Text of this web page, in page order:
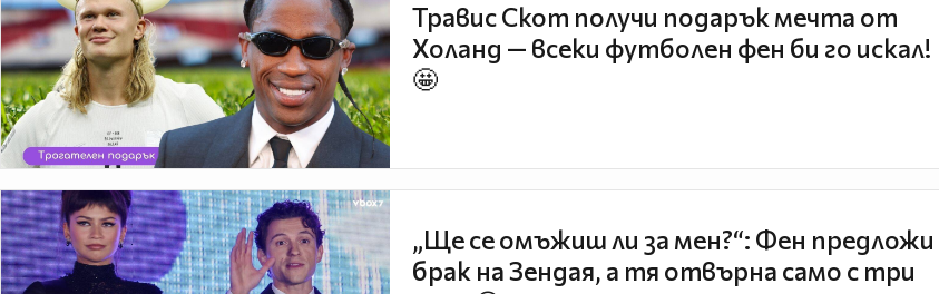
Травис Скот получи подарък мечта от
Холанд — всеки футболен фен би го искал!
🤩
„Ще се омъжиш ли за мен?“: Фен предложи
брак на Зендая, а тя отвърна само с три